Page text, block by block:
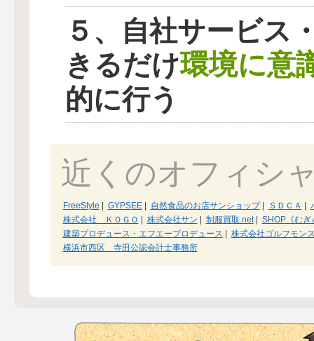
５、自社サービス
きるだけ環境に意
的に行う
近くのオフィシ
FreeStyle GYPSEE| 自然食品のお店サンショップ| ＳＤＣＡ
株式会社 ＫＯＧＯ
株式会社サン 制服買取.net|
SHOP《むぎ
建築プロデュース・エフエープロデュース
株式会社ゴルフモン
横浜市西区 寺田公認会計士事務所